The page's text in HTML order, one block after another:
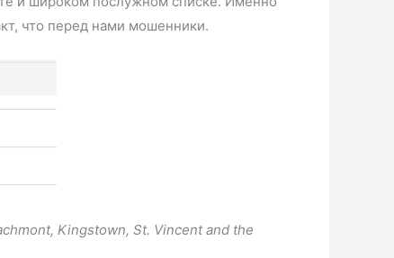
что перед нами мошенники.
Kingstown, St. Vincent and the